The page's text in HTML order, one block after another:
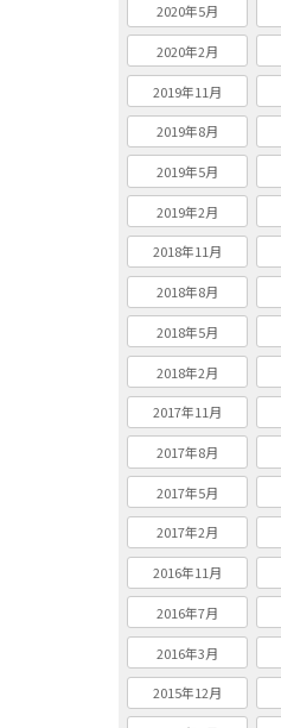
2020年5月
2020年2月
2019年11月
2019年8月
2019年5月
2019年2月
2018年11月
2018年8月
2018年5月
2018年2月
2017年11月
2017年8月
2017年5月
2017年2月
2016年11月
2016年7月
2016年3月
2015年12月